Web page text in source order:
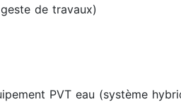
de travaux)
PVT eau (système